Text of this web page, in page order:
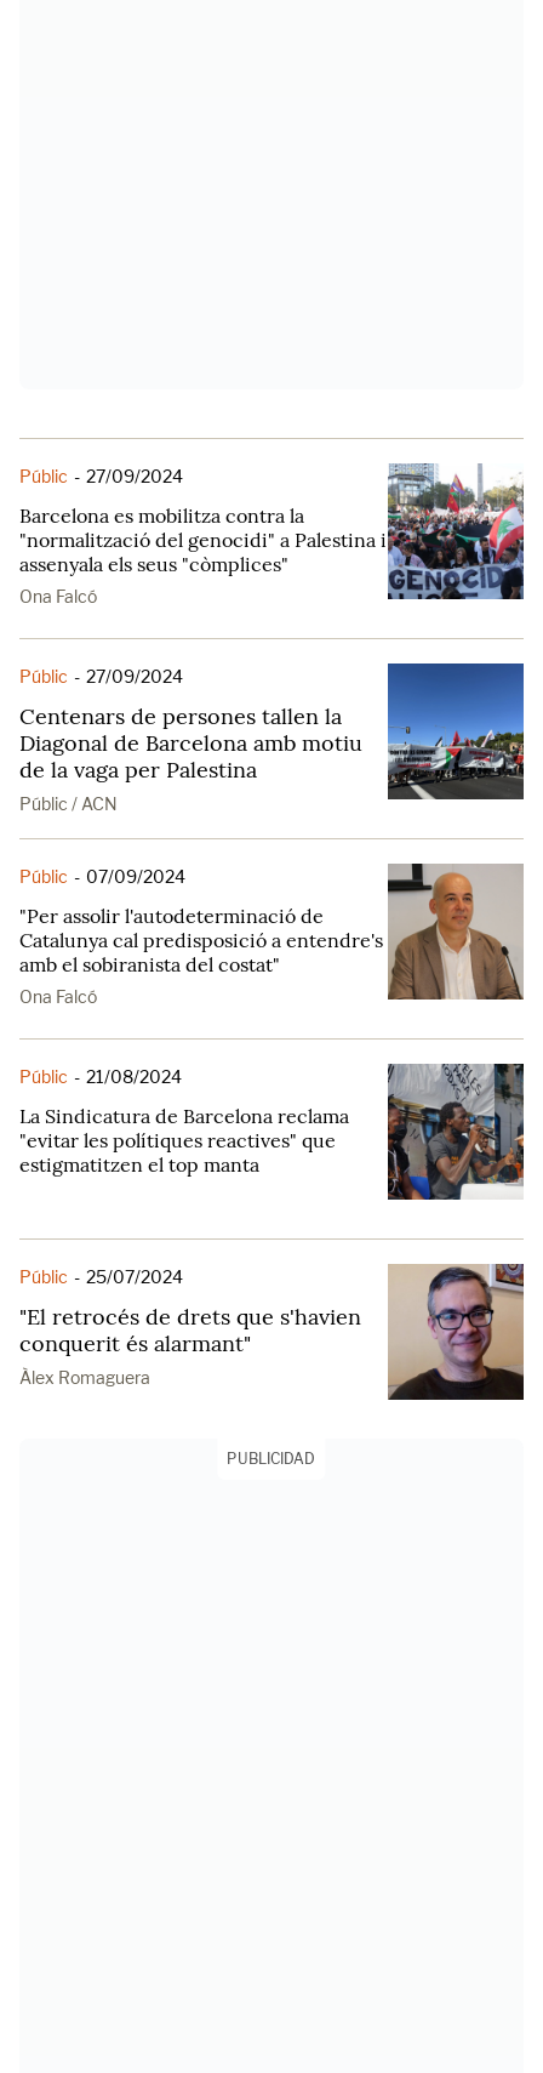
Públic - 27/09/2024
Barcelona es mobilitza contra la
"normalització del genocidi" a Palestina i
assenyala els seus "còmplices"
Ona Falcó
Públic - 27/09/2024
Centenars de persones tallen la
Diagonal de Barcelona amb motiu
de la vaga per Palestina
Públic / ACN
Públic - 07/09/2024
"Per assolir l'autodeterminació de
Catalunya cal predisposició a entendre's
amb el sobiranista del costat"
Ona Falcó
Públic - 21/08/2024
La Sindicatura de Barcelona reclama
"evitar les polítiques reactives" que
estigmatitzen el top manta
Públic - 25/07/2024
"El retrocés de drets que s'havien
conquerit és alarmant"
Àlex Romaguera
PUBLICIDAD